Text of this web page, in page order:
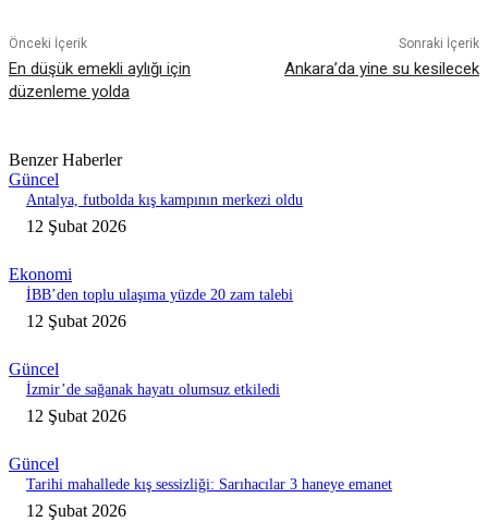
Önceki İçerik
En düşük emekli aylığı için
düzenleme yolda
Sonraki İçerik
Ankara’da yine su kesilecek
Benzer Haberler
Güncel
Antalya, futbolda kış kampının merkezi oldu
12 Şubat 2026
Ekonomi
İBB’den toplu ulaşıma yüzde 20 zam talebi
12 Şubat 2026
Güncel
İzmir’de sağanak hayatı olumsuz etkiledi
12 Şubat 2026
Güncel
Tarihi mahallede kış sessizliği: Sarıhacılar 3 haneye emanet
12 Şubat 2026